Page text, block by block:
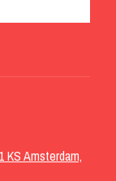
KS Amsterdam,